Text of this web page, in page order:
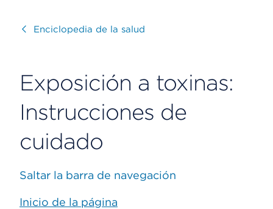
Visitar
Enciclopedia de la salud
Exposición a toxinas:
Instrucciones de
cuidado
Saltar la barra de navegación
Inicio de la página